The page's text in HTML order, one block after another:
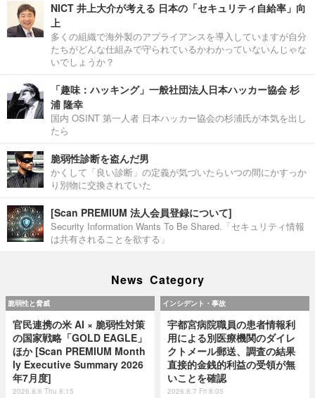
NICT 井上大介が考える 日本の「セキュリティ自給率」向
上
多くの組織で海外製のアプライアンスを導入していますが自分
たちがどんな仕組みで守られているかわかっていないんじゃな
いでしょうか？
「趣味：ハッキング」一般社団法人日本ハッカー協会 杉
浦 隆幸
国内 OSINT 第一人者 日本ハッカー協会の杉浦氏が本気を出し
たら
脆弱性診断を盗んだ男
かくして「良い診断」の定義が気づいたらいつの間にかすっか
り別物に交換されていた
[Scan PREMIUM 法人会員登録について]
Security Information Wants To Be Shared.「セキュリティ情報
は共有されることを欲する」
News Category
脆弱性と脅威
官民連携の米 AI × 脆弱性対策
の国家戦略「GOLD EAGLE」
ほか [Scan PREMIUM Month
ly Executive Summary 2026
年7月度]
2026.8.6 Thu 8:15
インシデント・事故
宇都宮病院職員の患者情報利
用による別医療機関のダイレ
クトメール郵送、調査の結果
直接的金銭的利益の受領が無
いことを確認
2026.8.7 Fri 8:05